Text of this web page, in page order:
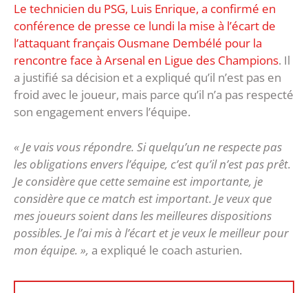
Le technicien du PSG, Luis Enrique, a confirmé en
conférence de presse ce lundi la mise à l’écart de
l’attaquant français Ousmane Dembélé pour la
rencontre face à Arsenal en Ligue des Champions. Il
a justifié sa décision et a expliqué qu’il n’est pas en
froid avec le joueur, mais parce qu’il n’a pas respecté
son engagement envers l’équipe.
« Je vais vous répondre. Si quelqu’un ne respecte pas
les obligations envers l’équipe, c’est qu’il n’est pas prêt.
Je considère que cette semaine est importante, je
considère que ce match est important. Je veux que
mes joueurs soient dans les meilleures dispositions
possibles. Je l’ai mis à l’écart et je veux le meilleur pour
mon équipe. », a expliqué le coach asturien.